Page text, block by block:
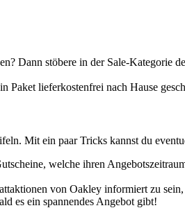
Dann stöbere in der Sale-
Paket lieferkostenfrei nach Hause
Mit ein paar Tricks kannst du
welche ihren
von Oakley informiert zu
es ein spannendes Angebot gibt!